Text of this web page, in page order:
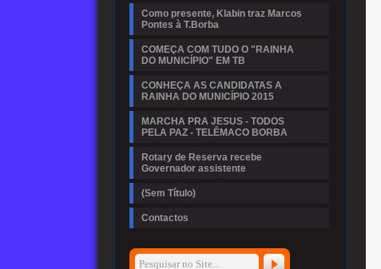
Como presente, Klabin traz Marcos
Pontes à T.Borba
COMEÇA COM TUDO O "RAINHA
DO MUNICÍPIO" EM TB
CONHEÇA AS CANDIDATAS A
RAINHA DO MUNICÍPIO 2015
MARCHA PRA JESUS - TODOS
PELA PAZ - TELÊMACO BORBA
Rotary de Reserva recebe
Governador assistente
(Sem Título)
Contactos